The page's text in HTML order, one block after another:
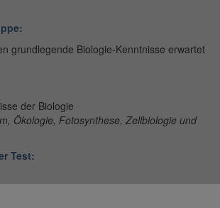
grundlegende Biologie-Kenntnisse erwartet
der Biologie
Ökologie, Fotosynthese, Zellbiologie und
Test: